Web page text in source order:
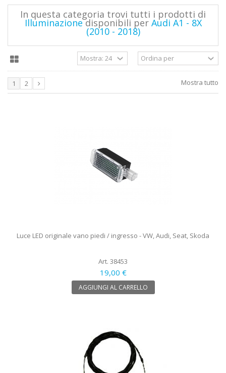
In questa categoria trovi tutti i prodotti di
Illuminazionedisponibili per Audi A1 - 8X
(2010 - 2018)
Mostra tutto
1 2
Luce LED originale vano piedi / ingresso - VW, Audi, Seat, Skoda
Art. 38453
19,00 €
AGGIUNGI AL CARRELLO